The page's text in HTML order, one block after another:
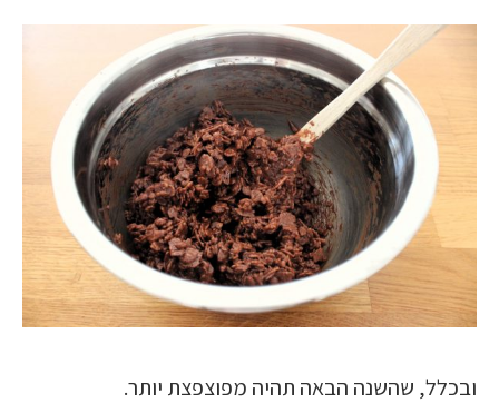
ובכלל, שהשנה הבאה תהיה מפוצפצת יותר.